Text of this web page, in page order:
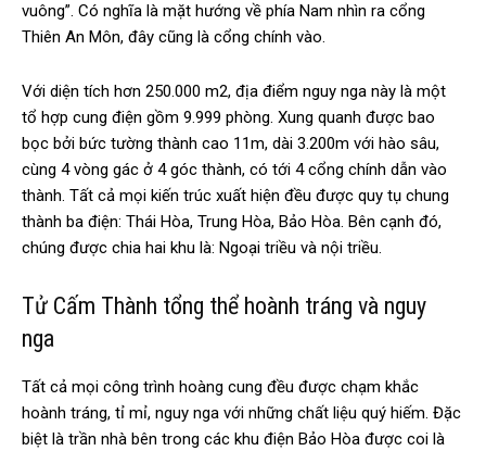
vuông”. Có nghĩa là mặt hướng về phía Nam nhìn ra cổng
Thiên An Môn, đây cũng là cổng chính vào.
Với diện tích hơn 250.000 m2, địa điểm nguy nga này là một
tổ hợp cung điện gồm 9.999 phòng. Xung quanh được bao
bọc bởi bức tường thành cao 11m, dài 3.200m với hào sâu,
cùng 4 vòng gác ở 4 góc thành, có tới 4 cổng chính dẫn vào
thành. Tất cả mọi kiến trúc xuất hiện đều được quy tụ chung
thành ba điện: Thái Hòa, Trung Hòa, Bảo Hòa. Bên cạnh đó,
chúng được chia hai khu là: Ngoại triều và nội triều.
Tử Cấm Thành tổng thể hoành tráng và nguy
nga
Tất cả mọi công trình hoàng cung đều được chạm khắc
hoành tráng, tỉ mỉ, nguy nga với những chất liệu quý hiếm. Đặc
biệt là trần nhà bên trong các khu điện Bảo Hòa được coi là